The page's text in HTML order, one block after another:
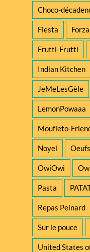
Choco-
Fiesta
Frutti-Frutti
Indian Kitchen
JeMeLesGèle
LemonPowaaa
Moufleto-
Noyel Oeufs
OwiOwi
Pasta
Repas Peinard
Sur le pouce
United States